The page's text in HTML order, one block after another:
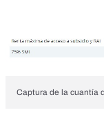
Captura de la cuantía